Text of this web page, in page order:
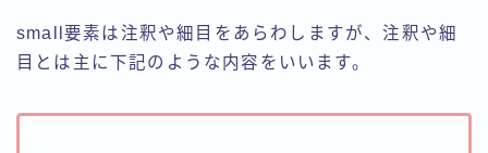
small要素は注釈や細目をあらわしますが、注釈や細
目とは主に下記のような内容をいいます。